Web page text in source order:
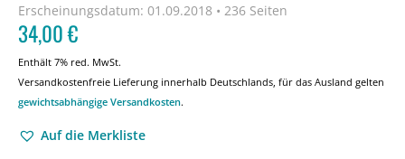
Erscheinungsdatum: 01.09.2018 • 236 Seiten
34,00€
Enthält 7% red. MwSt.
Versandkostenfreie Lieferung innerhalb Deutschlands, für das Ausland gelten
gewichtsabhängige Versandkosten.
Auf die Merkliste